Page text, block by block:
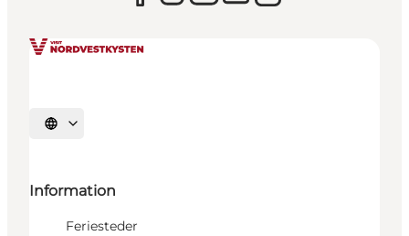
Vælg sprog
Information
Feriesteder